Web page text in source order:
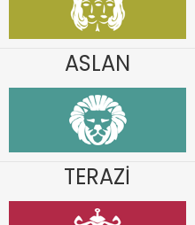
ASLAN
TERAZİ